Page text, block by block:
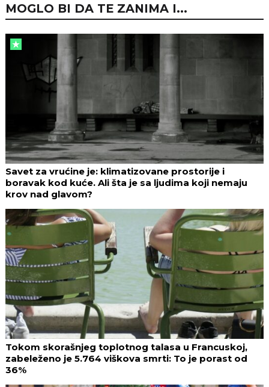
MOGLO BI DA TE ZANIMA I...
Savet za vrućine je: klimatizovane prostorije i
boravak kod kuće. Ali šta je sa ljudima koji nemaju
krov nad glavom?
Tokom skorašnjeg toplotnog talasa u Francuskoj,
zabeleženo je 5.764 viškova smrti: To je porast od
36%